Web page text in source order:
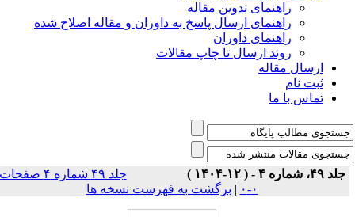
راهنمای تدوین مقاله
راهنمای ارسال پاسخ به داوران و مقاله اصلاح شده
راهنمای داوران
روند ارسال تا چاپ مقالات
ارسال مقاله
ثبت نام
تماس با ما
جلد ۴۹، شماره ۴ - ( ۱۲-۱۴۰۴ )
جلد ۴۹ شماره ۴ صفحات
| برگشت به فهرست نسخه ها